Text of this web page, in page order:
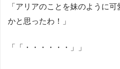
「アリアのことを妹のように
かと思ったわ！」
「「・・・・・・」」